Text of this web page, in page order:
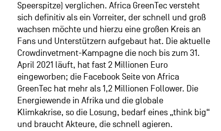
Speerspitze) verglichen. Africa GreenTec versteht
sich definitiv als ein Vorreiter, der schnell und groß
wachsen möchte und hierzu eine großen Kreis an
Fans und Unterstützern aufgebaut hat. Die aktuelle
Crowdinvetment-Kampagne die noch bis zum 31.
April 2021 läuft, hat fast 2 Millionen Euro
eingeworben; die Facebook Seite von Africa
GreenTec hat mehr als 1,2 Millionen Follower. Die
Energiewende in Afrika und die globale
Klimkakrise, so die Losung, bedarf eines „think big“
und braucht Akteure, die schnell agieren.